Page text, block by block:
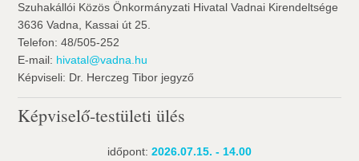
Szuhakállói Közös Önkormányzati Hivatal Vadnai Kirendeltsége
3636 Vadna, Kassai út 25.
Telefon: 48/505-252
E-mail: hivatal@vadna.hu
Képviseli: Dr. Herczeg Tibor jegyző
Képviselő-testületi ülés
időpont: 2026.07.15. - 14.00